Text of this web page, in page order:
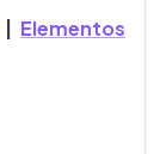
Elementos